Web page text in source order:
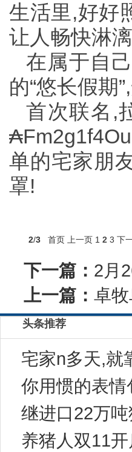
生活里,好好
让人畅快淋
在属于自
的“悠长假期
首次联名,
单的宅家朋
罩!
2/3 首页 上一页 1 2 3 下
下一篇： 2月
上一篇： 卓
头条推荐